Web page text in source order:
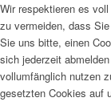
Wir respektieren es
zu vermeiden, dass
Sie uns bitte, einen
sich jederzeit
vollumfänglich nutzen
gesetzten Cookies auf